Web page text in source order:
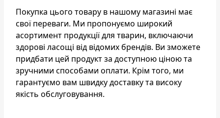
Покупка цього товару в нашому магазині має
свої переваги. Ми пропонуємо широкий
асортимент продукції для тварин, включаючи
здорові ласощі від відомих брендів. Ви зможете
придбати цей продукт за доступною ціною та
зручними способами оплати. Крім того, ми
гарантуємо вам швидку доставку та високу
якість обслуговування.